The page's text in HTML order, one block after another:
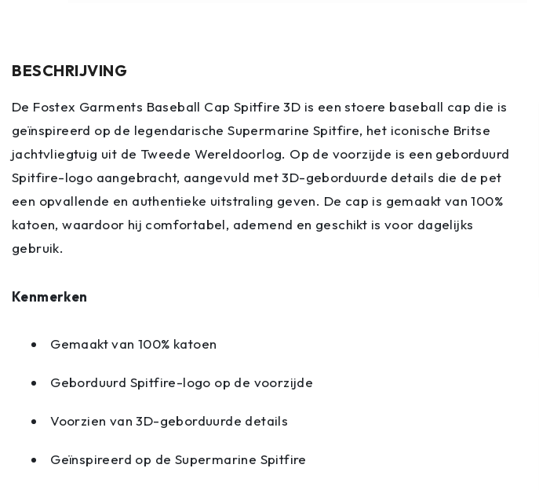
BESCHRIJVING
De Fostex Garments Baseball Cap Spitfire 3D is een stoere baseball cap die is
geïnspireerd op de legendarische Supermarine Spitfire, het iconische Britse
jachtvliegtuig uit de Tweede Wereldoorlog. Op de voorzijde is een geborduurd
Spitfire-logo aangebracht, aangevuld met 3D-geborduurde details die de pet
een opvallende en authentieke uitstraling geven. De cap is gemaakt van 100%
katoen, waardoor hij comfortabel, ademend en geschikt is voor dagelijks
gebruik.
Kenmerken
Gemaakt van 100% katoen
Geborduurd Spitfire-logo op de voorzijde
Voorzien van 3D-geborduurde details
Geïnspireerd op de Supermarine Spitfire